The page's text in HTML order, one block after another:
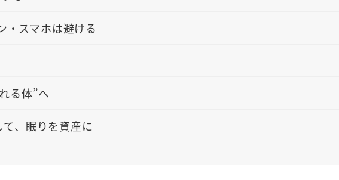
・スマホは避ける
る体”へ
、眠りを資産に